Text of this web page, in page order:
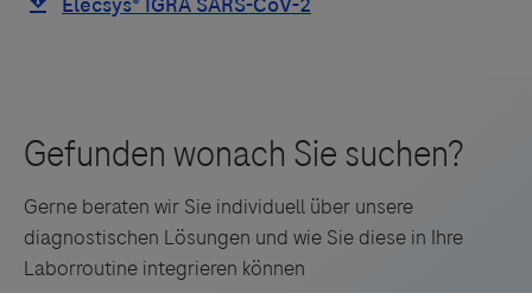
Gerne beraten wir Sie individuell über unsere
diagnostischen Lösungen und wie Sie diese in Ihre
Laborroutine integrieren können